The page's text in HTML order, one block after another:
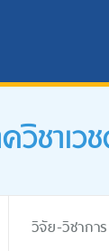
วิชาเ
วิจัย-วิชาการ